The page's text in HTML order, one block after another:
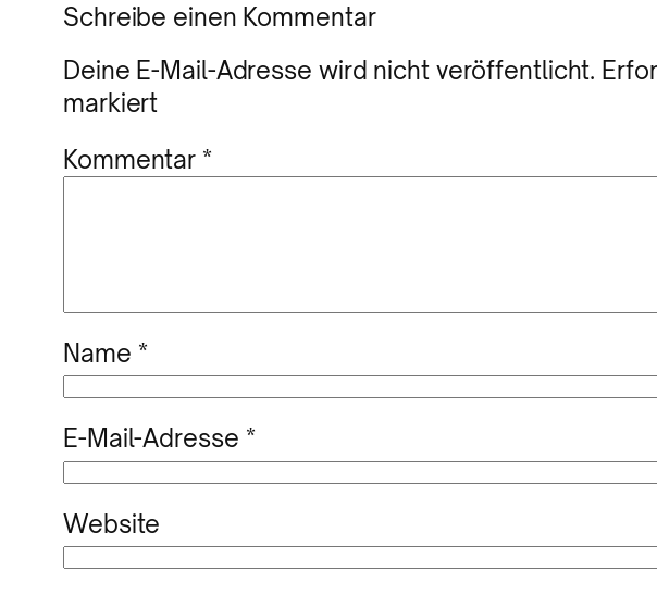
Schreibe einen Kommentar
Deine E-Mail-Adresse wird nicht veröffentlicht.
markiert
Kommentar *
Name *
E-Mail-Adresse *
Website